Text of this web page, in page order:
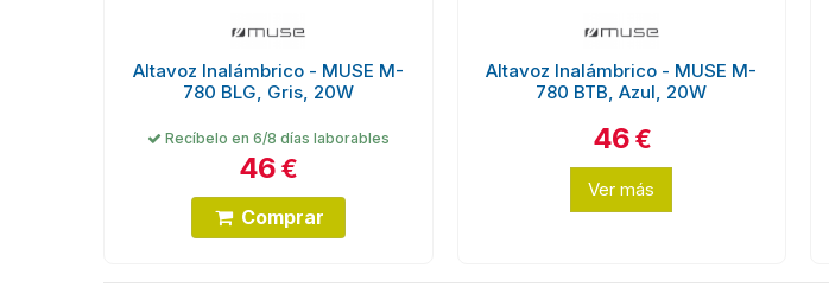
Altavoz Inalámbrico - MUSE M-
780 BLG, Gris, 20W
Recíbelo en 6/8 días laborables
46 €
Comprar
Altavoz Inalámbrico - MUSE M-
780 BTB, Azul, 20W
46€
Ver más